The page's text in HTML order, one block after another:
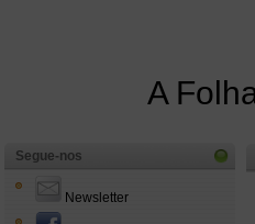
A
Segue-nos
Newsletter